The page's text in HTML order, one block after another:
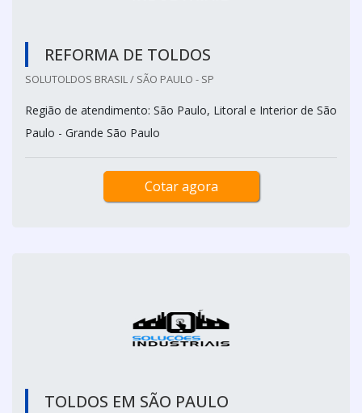
REFORMA DE TOLDOS
SOLUTOLDOS BRASIL / SÃO PAULO - SP
Região de atendimento: São Paulo, Litoral e Interior de São
Paulo - Grande São Paulo
Cotar agora
TOLDOS EM SÃO PAULO